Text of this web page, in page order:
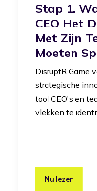
Stap 1.
CEO Het
Met Zijn
Moeten
DisruptR Game
strategische
tool CEO's en
vlekken te
Nu lezen